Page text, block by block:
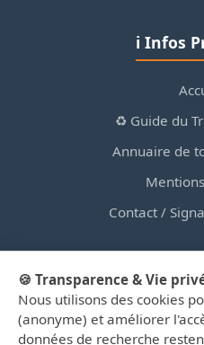
ℹ️ Infos
♻️ Guide du
Annuaire de
Contact /
© 2026
d'information privé,
🍪 Transparence & Vie
Nous utilisons des cookies
(anonyme) et améliorer
données de recherche